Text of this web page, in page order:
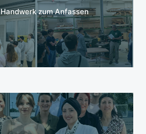
Handwerk zum Anfassen